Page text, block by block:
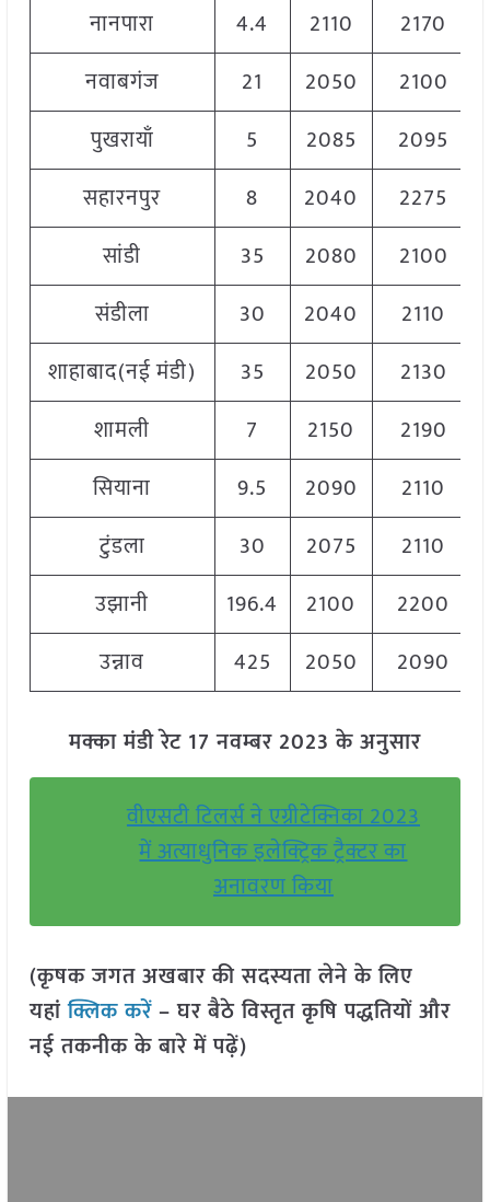
नानपारा 4.4 2110 2170
नवाबगंज
21 2050 2100
पुखरायाँ
5 2085 2095
सहारनपुर
8 2040 2275
सांडी
35 2080 2100
संडीला
30 2040 2110
शाहाबाद(नई मंडी)
35 2050 2130
शामली
7 2150 2190
सियाना
9.5 2090 2110
टुंडला
30 2075 2110
उझानी
196.4 2100 2200
उन्नाव
425 2050 2090
मक्का मंडी रेट 17 नवम्बर 2023 के अनुसार
वीएसटी टिलर्स ने एग्रीटेक्निका 2023
में अत्याधुनिक इलेक्ट्रिक ट्रैक्टर का
अनावरण किया
(कृषक जगत अखबार की सदस्यता लेने के लिए
यहांक्लिक करें– घर बैठे विस्तृत कृषि पद्धतियों और
नई तकनीक के बारे में पढ़ें)